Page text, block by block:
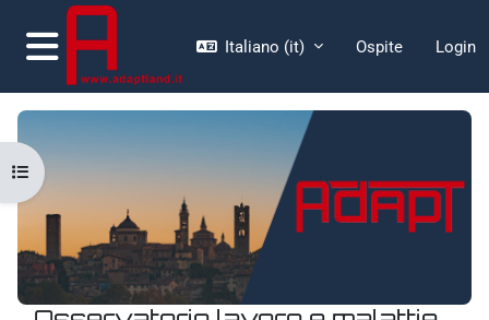
Vai al contenuto principale
Pannello laterale
Italiano ‎(it)‎ Ospite Login
Apri indice del corso